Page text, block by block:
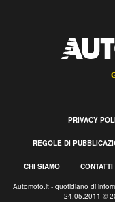
PRIVACY
REGOLE DI
CHI SIAMO CONTATTI
Automoto.it - quotidiano di
24.05.2011 ©